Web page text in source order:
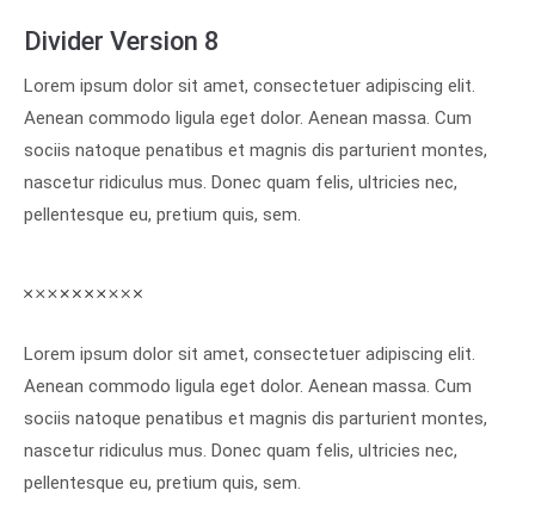
Divider Version 8
Lorem ipsum dolor sit amet, consectetuer adipiscing elit.
Aenean commodo ligula eget dolor. Aenean massa. Cum
sociis natoque penatibus et magnis dis parturient montes,
nascetur ridiculus mus. Donec quam felis, ultricies nec,
pellentesque eu, pretium quis, sem.
Lorem ipsum dolor sit amet, consectetuer adipiscing elit.
Aenean commodo ligula eget dolor. Aenean massa. Cum
sociis natoque penatibus et magnis dis parturient montes,
nascetur ridiculus mus. Donec quam felis, ultricies nec,
pellentesque eu, pretium quis, sem.